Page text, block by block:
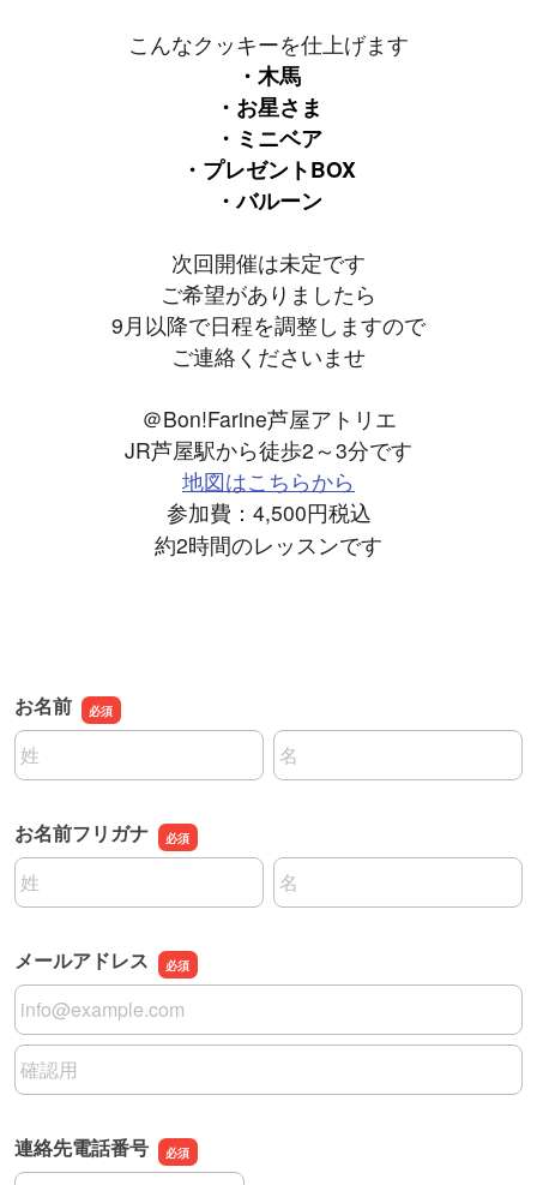
こんなクッキーを仕上げます
・木馬
・お星さま
・ミニベア
・プレゼントBOX
・バルーン
次回開催は未定です
ご希望がありましたら
9月以降で日程を調整しますので
ご連絡くださいませ
＠Bon!Farine芦屋アトリエ
JR芦屋駅から徒歩2～3分です
地図はこちらから
参加費：4,500円税込
約2時間のレッスンです
お名前
名前の姓
名前の名
お名前フリガナ
名前の姓
名前の名
メールアドレス
メールアドレス
メールアドレスの確認用
連絡先電話番号